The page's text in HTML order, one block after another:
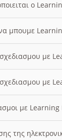
ο
μπουμε
με
με
με
της